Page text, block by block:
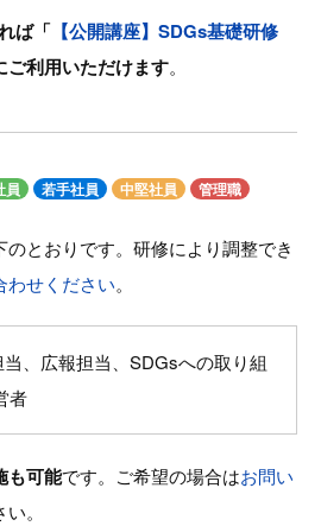
ば「 【公開講座】SDGs基礎研修
ご利用いただけます。
員 若手社員 中堅社員 管理職
とおりです。研修により調整でき
わせください。
、広報担当、SDGsへの取り組
者
も可能です。ご希望の場合はお問い
。